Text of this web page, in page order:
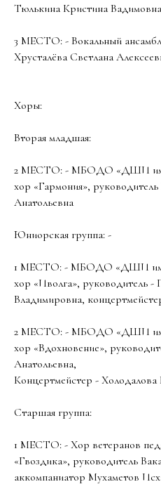
Тюлькина Кристина
3 МЕСТО: - Вокальный
Хрусталёва Светлана
Хоры:
Вторая младшая:
2 МЕСТО: - МБОДО «ДШИ им.
хор «Гармония»,
Анатольевна
Юниорская группа: -
1 МЕСТО: - МБОДО «ДШИ им.
хор «Иволга», руководитель
Владимировна,
2 МЕСТО: - МБОДО «ДШИ им.
хор «Вдохновение»,
Анатольевна,
Концертмейстер -
Старшая группа:
1 МЕСТО: - Хор ветеранов
«Гвоздика», руководитель
аккомпаниатор Мухаметов